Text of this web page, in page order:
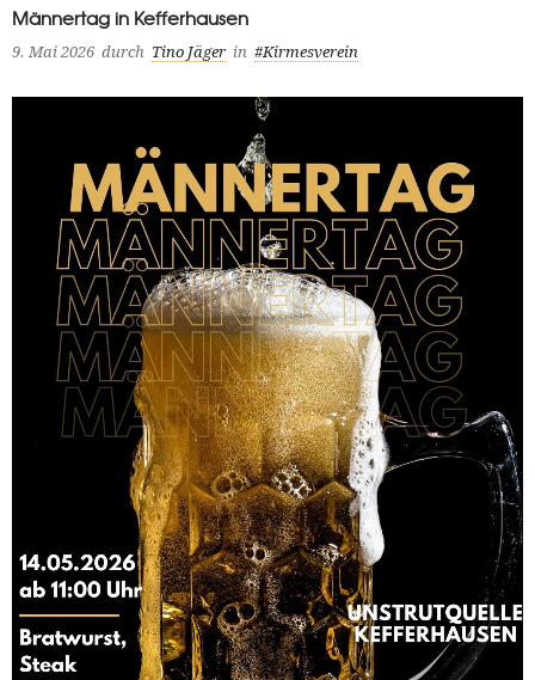
Männertag in Kefferhausen
9. Mai 2026 durch Tino Jäger in #Kirmesverein